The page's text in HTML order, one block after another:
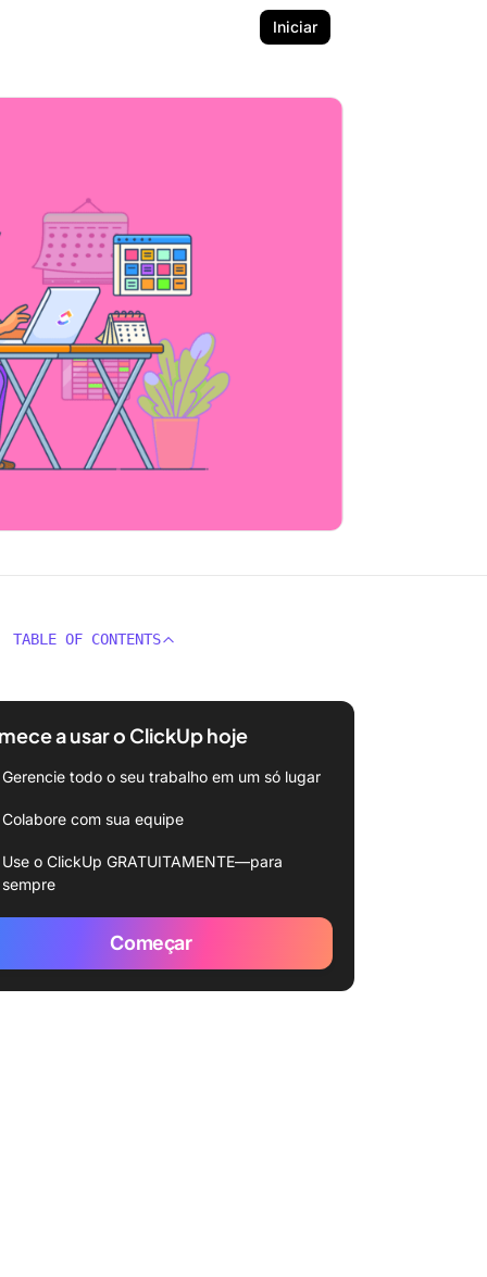
Iniciar
TABLE OF CONTENTS
a usar o ClickUp hoje
Gerencie todo o seu trabalho em um só lugar
Colabore com sua equipe
Use o ClickUp GRATUITAMENTE—para
sempre
Começar